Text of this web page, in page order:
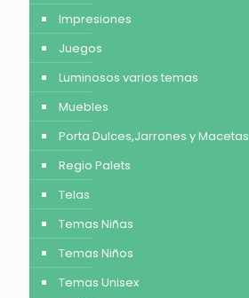
Impresiones
Juegos
Luminosos varios temas
Muebles
Porta Dulces,Jarrones y Macetas
Regio Palets
Telas
Temas Niñas
Temas Niños
Temas Unisex